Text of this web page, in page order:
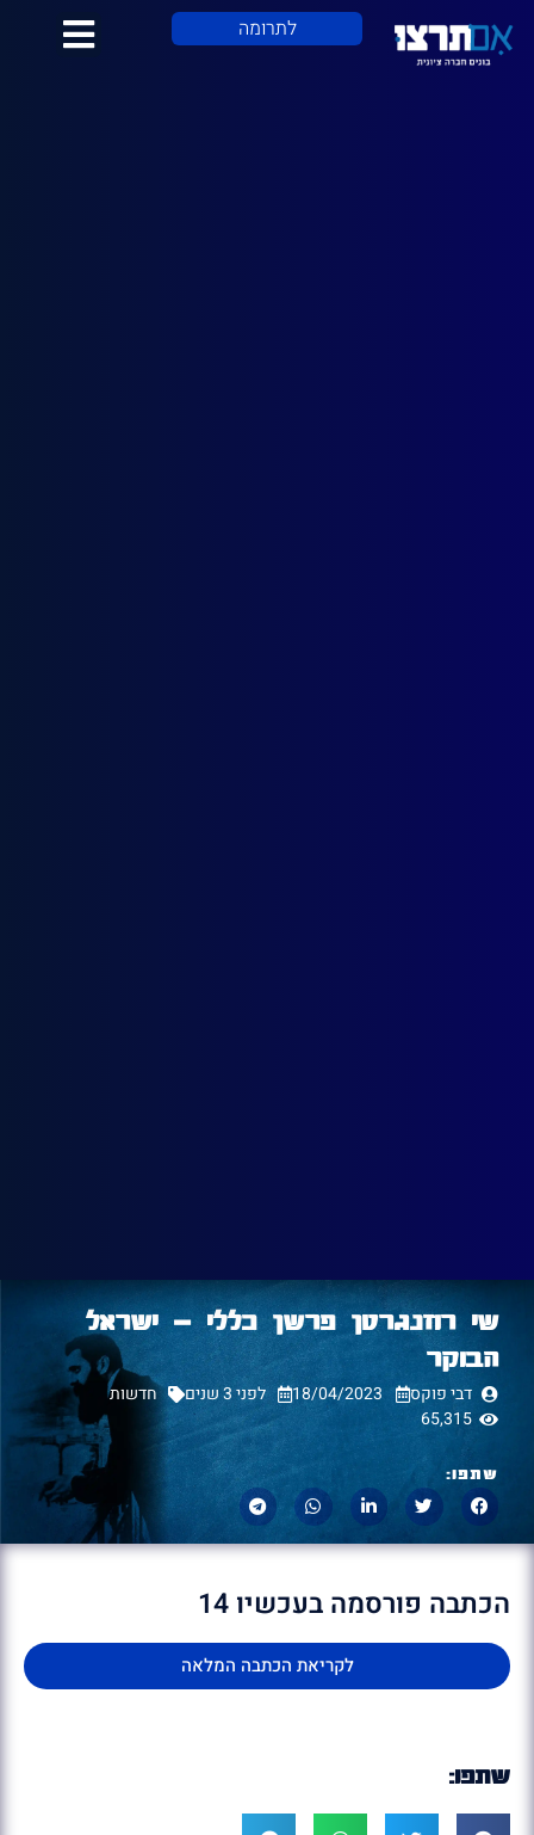
לתרומה
שי רוזנגרטן פרשן כללי – ישראל
הבוקר
דבי פוקס 18/04/2023 לפני 3 שנים
חדשות
65,315
שתפו:
הכתבה פורסמה בעכשיו 14
לקריאת הכתבה המלאה
שתפו: